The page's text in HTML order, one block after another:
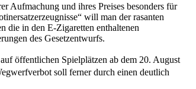
Aufmachung und ihres Preises besonders für
will man der rasanten
die in den E-Zigaretten enthaltenen
des Gesetzentwurfs.
öffentlichen Spielplätzen ab dem 20. August
soll ferner durch einen deutlich